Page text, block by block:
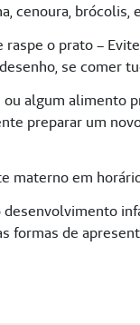
cenoura, brócolis,
o prato –
se comer
algum alimento
preparar um
materno em
formas de